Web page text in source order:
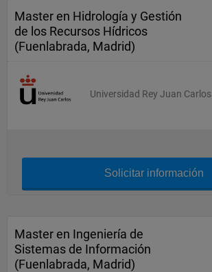
Master en Hidrología y Gestión
de los Recursos Hídricos
(Fuenlabrada, Madrid)
Universidad Rey Juan Carlos
Solicitar información
Master en Ingeniería de
Sistemas de Información
(Fuenlabrada, Madrid)